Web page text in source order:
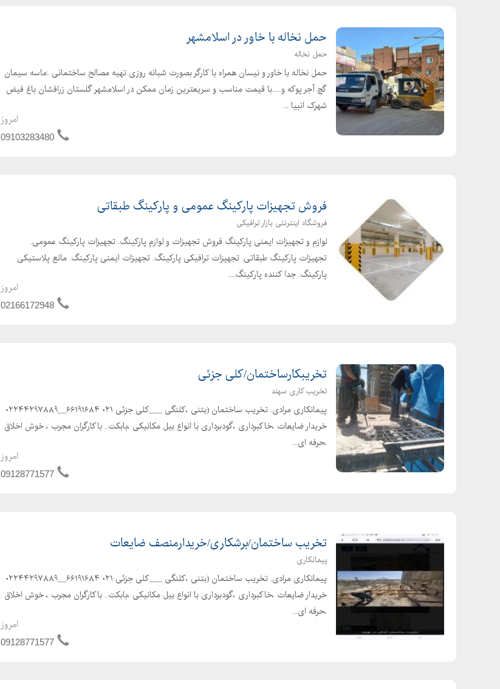
حمل نخاله با خاور در اسلامشهر
حمل نخاله
حمل نخاله با خاور و نیسان همراه با کارگر بصورت شبانه روزی تهیه مصالح ساختمانی :ماسه سیمان
گچ آجر پوکه و.....با قیمت مناسب و سریعترین زمان ممکن در اسلامشهر گلستان زرافشان باغ فیض
شهرک انبیا ...
امروز
09103283480
فروش تجهیزات پارکینگ عمومی و پارکینگ طبقاتی
فروشگاه اینترنتی بازار ترافیکی
لوازم و تجهیزات ایمنی پارکینگ فروش تجهیزات و لوازم پارکینگ. تجهیزات پارکینگ عمومی.
تجهیزات پارکینگ طبقاتی. تجهیزات ترافیکی پارکینگ. تجهیزات ایمنی پارکینگ. مانع پلاستیکی
پارکینگ. جدا کننده پارکینگ....
امروز
02166172948
تخریبکارساختمان/کلی جزئی
تخریب کاری سهند
پیمانکاری مرادی. تخریب ساختمان (بتنی ،کلنگی ___کلی جزئی ۰۲۱ ۶۶۱۹۱۶۸۴__۰۲۲۴۴۲۹۷۸۸۹
خریدار ضایعات ،خاکبرداری ،گودبرداری با انواع بیل مکانیکی ،بابکت.. باکارگران مجرب ، خوش اخلاق
،حرفه ای...
امروز
09128771577
تخریب ساختمان/برشکاری/خریدارمنصف ضایعات
پیمانکاری
پیمانکاری مرادی. تخریب ساختمان (بتنی ،کلنگی ___کلی جزئی ۰۲۱ ۶۶۱۹۱۶۸۴__۰۲۲۴۴۲۹۷۸۸۹
خریدار ضایعات ،خاکبرداری ،گودبرداری با انواع بیل مکانیکی ،بابکت.. باکارگران مجرب ، خوش اخلاق
،حرفه ای...
امروز
09128771577